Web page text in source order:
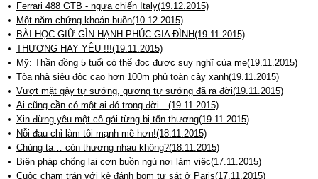
Ferrari 488 GTB - ngựa chiến Italy(19.12.2015)
Một năm chứng khoán buồn(10.12.2015)
BÀI HỌC GIỮ GÌN HẠNH PHÚC GIA ĐÌNH(19.11.2015)
THƯƠNG HAY YÊU !!!(19.11.2015)
Mỹ: Thần đồng 5 tuổi có thể đọc được suy nghĩ của mẹ(19.11.2015)
Tòa nhà siêu độc cao hơn 100m phủ toàn cây xanh(19.11.2015)
Vượt mặt gậy tự sướng, gương tự sướng đã ra đời(19.11.2015)
Ai cũng cần có một ai đó trong đời…(19.11.2015)
Xin đừng yêu một cô gái từng bị tổn thương(19.11.2015)
Nỗi đau chỉ làm tôi mạnh mẽ hơn!(18.11.2015)
Chúng ta… còn thương nhau không?(18.11.2015)
Biện pháp chống lại cơn buồn ngủ nơi làm việc(17.11.2015)
Cuộc chạm trán với kẻ đánh bom tự sát ở Paris(17.11.2015)